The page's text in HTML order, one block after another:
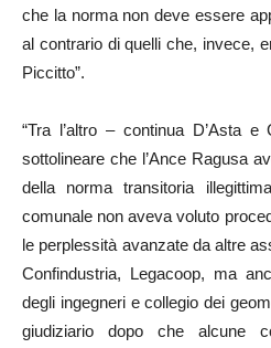
che la norma non deve essere
al contrario di quelli che, invece,
Piccitto”.
“Tra l’altro – continua D’Asta
sottolineare che l’Ance Ragusa
della norma transitoria
comunale non aveva voluto
le perplessità avanzate da altre
Confindustria, Legacoop, ma
degli ingegneri e collegio dei
giudiziario dopo che alcune